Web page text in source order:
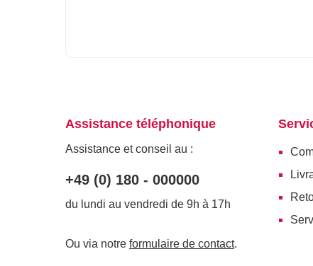
Assistance téléphonique
Assistance et conseil au :
+49 (0) 180 - 000000
du lundi au vendredi de 9h à 17h
Ou via notre formulaire de contact.